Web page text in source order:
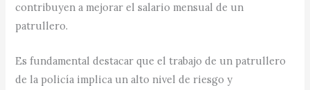
contribuyen a mejorar el salario mensual de un
patrullero.
Es fundamental destacar que el trabajo de un patrullero
de la policía implica un alto nivel de riesgo y